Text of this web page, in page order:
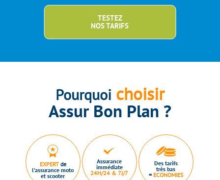
TESTEZ
NOS TARIFS
Pourquoi choisir
Assur Bon Plan ?
EXPERTde
l’assurance moto
et scooter
Assurance
immédiate
24H/24 & 7J/7
Des tarifs
très bas
= ECONOMIES